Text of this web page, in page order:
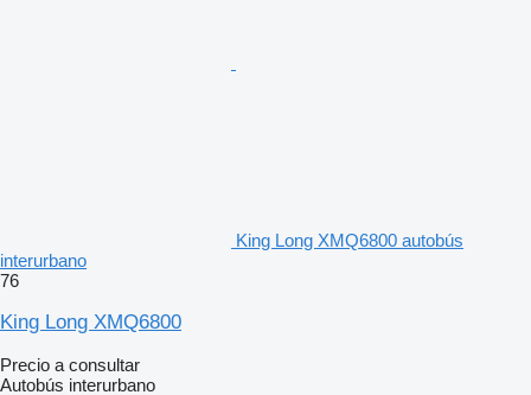
King Long XMQ6800 autobús
interurbano
76
King Long XMQ6800
Precio a consultar
Autobús interurbano